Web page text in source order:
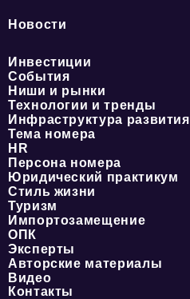
Новости
Инвестиции
События
Ниши и рынки
Технологии и тренды
Инфраструктура развития
Тема номера
HR
Персона номера
Юридический практикум
Стиль жизни
Туризм
Импортозамещение
ОПК
Эксперты
Авторские материалы
Видео
Контакты